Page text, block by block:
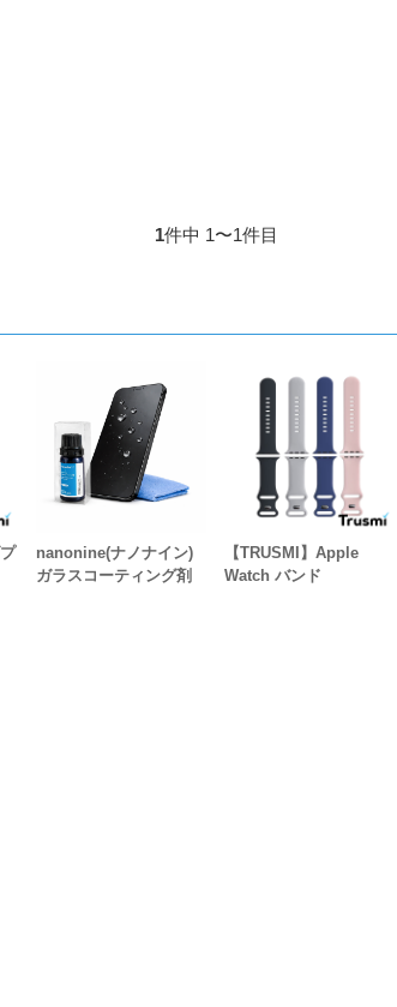
1件中 1〜1件目
nanonine(ナノナイン)
ガラスコーティング剤
【TRUSMI】Apple
Watch バンド